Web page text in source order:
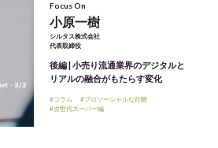
Focus On
小原一樹
シルタス株式会社
代表取締役
後編 | 小売り流通業界のデジタルと
リアルの融合がもたらす変化
#コラム
#プロソーシャルな距離
#次世代スーパー編